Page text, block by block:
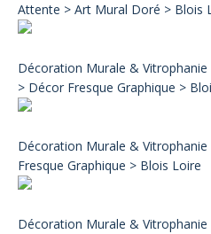
Attente > Art Mural Doré > Blois
Décoration Murale & Vitrophanie
> Décor Fresque Graphique >
Décoration Murale &
Fresque Graphique > Blois Loire
Décoration Murale &